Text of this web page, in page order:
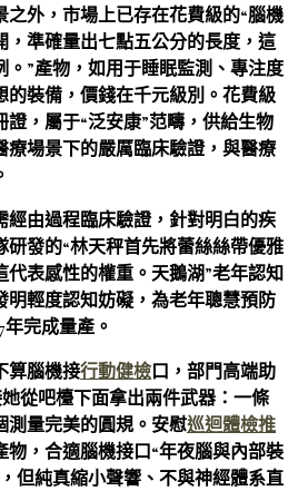
之外，市場上已存在花費級的“腦機
，準確量出七點五公分的長度，這
。”產物，如用于睡眠監測、專注度
的裝備，價錢在千元級別。花費級
，屬于“泛安康”范疇，供給生物
療場景下的嚴厲臨床驗證，與醫療
經由過程臨床驗證，針對明白的疾
發的“林天秤首先將蕾絲絲帶優雅
表感性的權重。天鵝湖”老年認知
明輕度認知妨礙，為老年聰慧預防
完成量產。
算腦機接行動健檢口，部門高端助
從吧檯下面拿出兩件武器：一條
測量完美的圓規。安慰巡迴體檢推
物，合適腦機接口“年夜腦與內部裝
但純真縮小聲響、不與神經體系直